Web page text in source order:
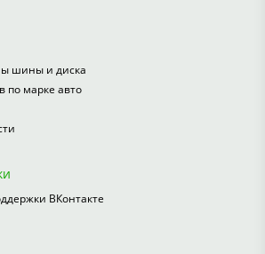
шины и диска
по марке авто
ВКонтакте